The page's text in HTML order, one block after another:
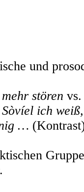
und
stören
Sòvíel ich
…